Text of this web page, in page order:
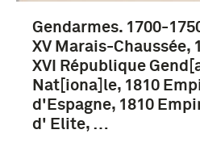
Gendarmes. 1700-
XV Marais-Chaussée,
XVI République
Nat[iona]le, 1810
d'Espagne, 1810
d' Elite, …